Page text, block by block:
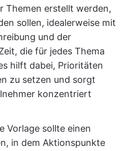
Themen erstellt werden,
sollen, idealerweise mit
und der
die für jedes Thema
hilft dabei, Prioritäten
zu setzen und sorgt
konzentriert
Vorlage sollte einen
in dem Aktionspunkte